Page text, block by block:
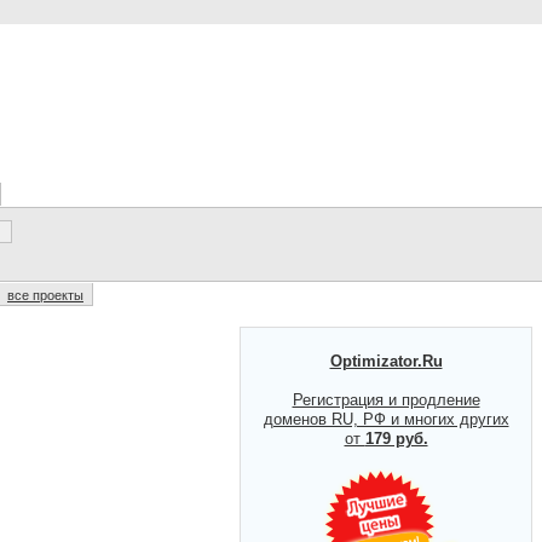
все проекты
Optimizator.Ru
Регистрация и продление
доменов RU, РФ и многих других
от 179 руб.